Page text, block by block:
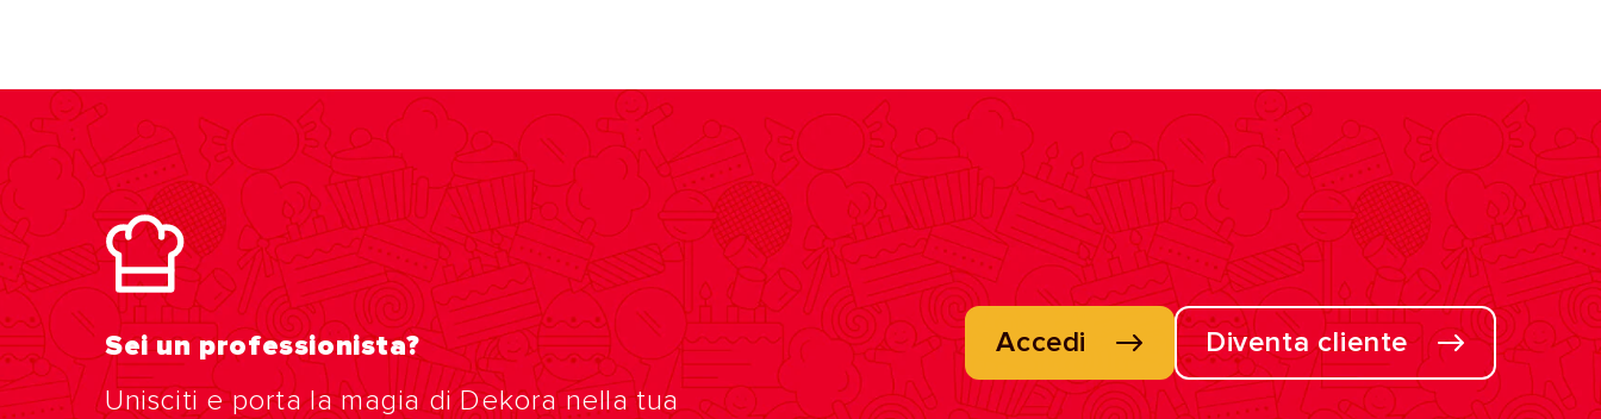
Sei un professionista?
Unisciti e porta la magia di Dekora nella tua
Accedi Diventa cliente